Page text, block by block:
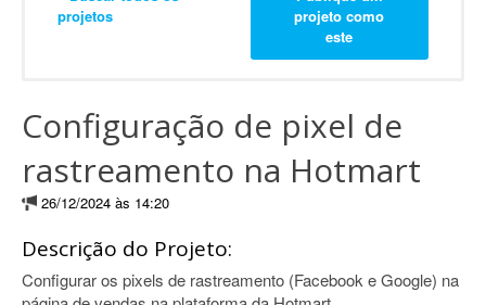
projetos
projeto como
este
Configuração de pixel de
rastreamento na Hotmart
26/12/2024 às 14:20
Descrição do Projeto:
Configurar os pixels de rastreamento (Facebook e Google) na